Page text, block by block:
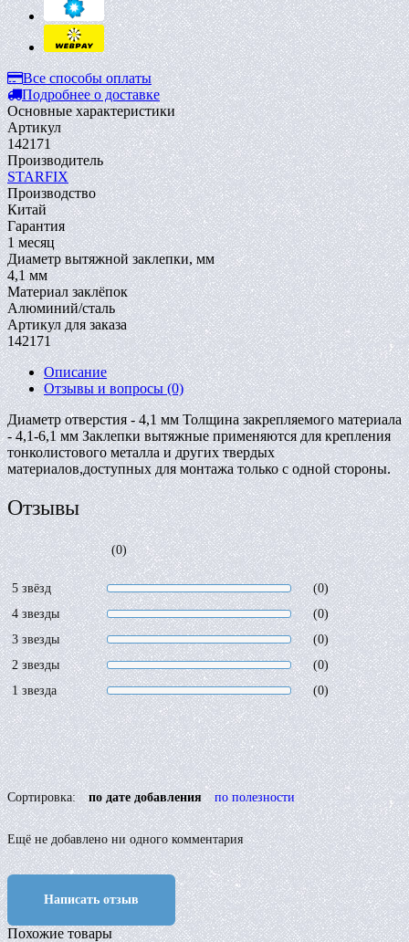
Все способы оплаты
Подробнее о доставке
Основные характеристики
Артикул
142171
Производитель
STARFIX
Производство
Китай
Гарантия
1 месяц
Диаметр вытяжной заклепки, мм
4,1 мм
Материал заклёпок
Алюминий/сталь
Артикул для заказа
142171
Описание
Отзывы и вопросы(0)
Диаметр отверстия - 4,1 мм Толщина закрепляемого материала
- 4,1-6,1 мм Заклепки вытяжные применяются для крепления
тонколистового металла и других твердых
материалов,доступных для монтажа только с одной стороны.
Отзывы
(0)
5 звёзд
(0)
4 звезды
(0)
3 звезды
(0)
2 звезды
(0)
1 звезда
(0)
Сортировка: по дате добавления по полезности
Ещё не добавлено ни одного комментария
Написать отзыв
Похожие товары